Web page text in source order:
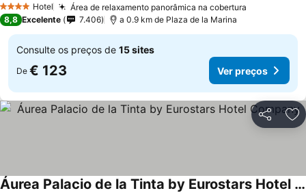
4 EstrelasHotel Área de relaxamento panorâmica na cobertura
8,8 Excelente 7.406 a 0.9 km de Plaza de la Marina
Consulte os preços de 15 sites
De € 123 Ver preços
Partilhar
Áurea Palacio de la Tinta by Eurostars Hotel Company